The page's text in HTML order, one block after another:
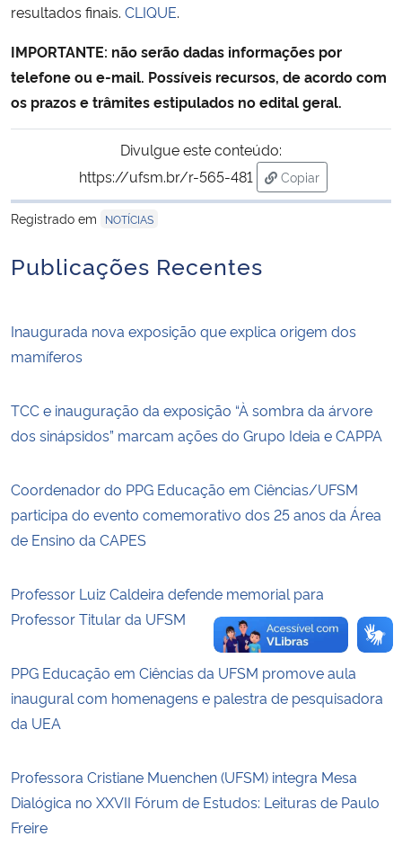
Ministério da Ciência, Tecnologia, Inovações e Comunicações
Ministério do Meio Ambiente
Ministério do Desenvolvimento Regional
Secretaria-Geral
Gabinete de Segurança Institucional
Banco Central do Brasil
resultados finais. CLIQUE.
IMPORTANTE: não serão dadas informações por
telefone ou e-mail. Possíveis recursos, de acordo com
os prazos e trâmites estipulados no edital geral.
Divulgue este conteúdo:
https://ufsm.br/r-565-481
Copiar
para área de
Registrado em
NOTÍCIAS
Publicações Recentes
Inaugurada nova exposição que explica origem dos
mamíferos
TCC e inauguração da exposição “À sombra da árvore
dos sinápsidos” marcam ações do Grupo Ideia e CAPPA
Coordenador do PPG Educação em Ciências/UFSM
participa do evento comemorativo dos 25 anos da Área
de Ensino da CAPES
Professor Luiz Caldeira defende memorial para
Professor Titular da UFSM
PPG Educação em Ciências da UFSM promove aula
inaugural com homenagens e palestra de pesquisadora
da UEA
Professora Cristiane Muenchen (UFSM) integra Mesa
Dialógica no XXVII Fórum de Estudos: Leituras de Paulo
Freire